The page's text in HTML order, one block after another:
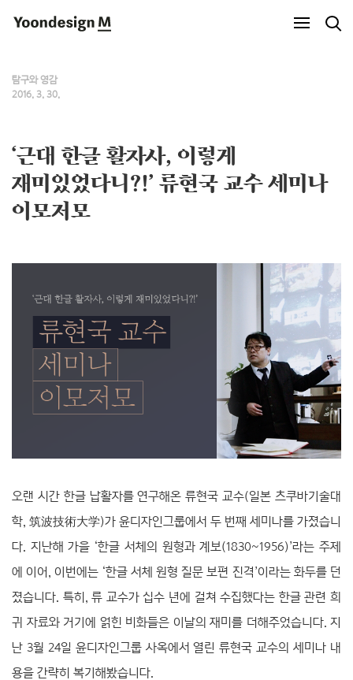
Yoondesign M
탐구와 영감
2016. 3. 30.
‘근대 한글 활자사, 이렇게
재미있었다니?!’ 류현국 교수 세미나
이모저모
오랜 시간 한글 납활자를 연구해온 류현국 교수(일본 츠쿠바기술대
학, 筑波技術大学)가 윤디자인그룹에서 두 번째 세미나를 가졌습니
다. 지난해 가을 ‘한글 서체의 원형과 계보(1830~1956)’라는 주제
에 이어, 이번에는 ‘한글 서체 원형 질문 보편 진격’이라는 화두를 던
졌습니다. 특히, 류 교수가 십수 년에 걸쳐 수집했다는 한글 관련 희
귀 자료와 거기에 얽힌 비화들은 이날의 재미를 더해주었습니다. 지
난 3월 24일 윤디자인그룹 사옥에서 열린 류현국 교수의 세미나 내
용을 간략히 복기해봤습니다.